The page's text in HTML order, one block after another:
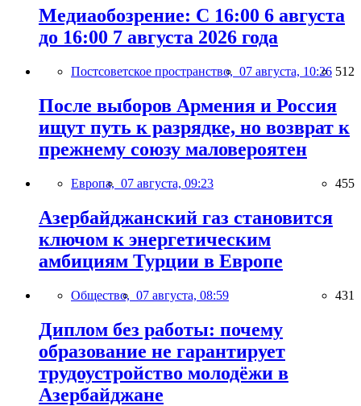
Медиаобозрение: С 16:00 6 августа
до 16:00 7 августа 2026 года
Постсоветское пространство, 07 августа, 10:26 512
После выборов Армения и Россия
ищут путь к разрядке, но возврат к
прежнему союзу маловероятен
Европа, 07 августа, 09:23 455
Азербайджанский газ становится
ключом к энергетическим
амбициям Турции в Европе
Общество, 07 августа, 08:59 431
Диплом без работы: почему
образование не гарантирует
трудоустройство молодёжи в
Азербайджане